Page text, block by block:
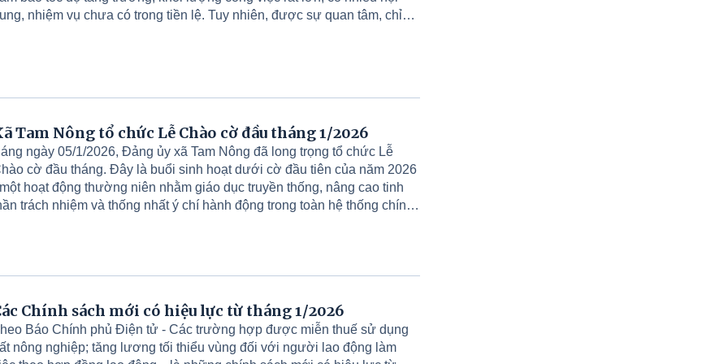
nhiệm vụ chưa có trong tiền lệ. Tuy nhiên, được sự quan tâm, chỉ
tác chỉ đạo, triển khai đồng bộ, quyết liệt các giải pháp tháo gỡ khó
cho sản xuất kinh doanh. Đảng bộ xã đã đạt được những thành tựu
ý nghĩa chiến lược. Ban Biên tập Trang TTĐT xã Tam Nông xin trân
giới thiệu: 10 SỰ KIỆN VÀ KẾT QUẢ NỔI BẬT CỦA XÃ TAM
trong năm 2025.
Tam Nông tổ chức Lễ Chào cờ đầu tháng 1/2026
ngày 05/1/2026, Đảng ủy xã Tam Nông đã long trọng tổ chức Lễ
cờ đầu tháng. Đây là buổi sinh hoạt dưới cờ đầu tiên của năm 2026
hoạt động thường niên nhằm giáo dục truyền thống, nâng cao tinh
trách nhiệm và thống nhất ý chí hành động trong toàn hệ thống chính
đồng chí trong BTV Đảng ủy; Thường trực HĐND; lãnh đạo UBND;
ban trong toàn xã.
Chính sách mới có hiệu lực từ tháng 1/2026
Báo Chính phủ Điện tử - Các trường hợp được miễn thuế sử dụng
nông nghiệp; tăng lương tối thiểu vùng đối với người lao động làm